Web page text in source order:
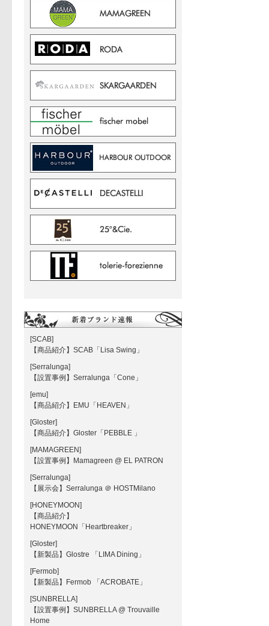
[SCAB]
【商品紹介】SCAB「Lisa Swing」
[Serralunga]
【設置事例】Serralunga「Cone」
[emu]
【商品紹介】EMU「HEAVEN」
[Gloster]
【商品紹介】Gloster「PEBBLE 」
[MAMAGREEN]
【設置事例】Mamagreen @ EL PATRON
[Serralunga]
【展示会】Serralunga ＠ HOSTMilano
[HONEYMOON]
【商品紹介】
HONEYMOON「Heartbreaker」
[Gloster]
【新製品】Glostre 「LIMA Dining」
[Fermob]
【新製品】Fermob 「ACROBATE」
[SUNBRELLA]
【設置事例】SUNBRELLA @ Trouvaille
Home